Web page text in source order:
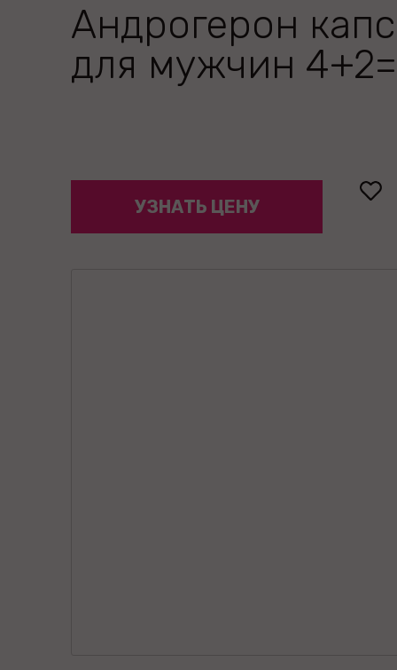
Андрогерон
для мужчин
УЗНАТЬ ЦЕНУ